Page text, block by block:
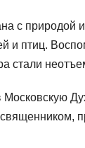
с природой
и птиц.
стали